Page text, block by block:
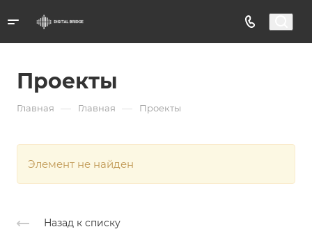
Проекты
Главная — Главная — Проекты
Элемент не найден
Назад к списку